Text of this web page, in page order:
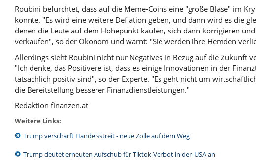
Roubini befürchtet, dass auf die Meme-Coins eine "große Blase" im
könnte. "Es wird eine weitere Deflation geben, und dann wird es die
denen die Leute auf dem Höhepunkt kaufen, sich dann korrigieren
verkaufen", so der Ökonom und warnt: "Sie werden ihre Hemden
Allerdings sieht Roubini nicht nur Negatives in Bezug auf die Zukunft
"Ich denke, das Positivere ist, dass es einige Innovationen in der
tatsächlich positiv sind", so der Experte. "Es geht nicht um
die Bereitstellung besserer Finanzdienstleistungen."
Redaktion finanzen.at
Weitere Links:
Trump verschärft Handelsstreit - neue Zölle auf dem Weg
Trump deutet erneuten Aufschub für Tiktok-Verbot in den USA an